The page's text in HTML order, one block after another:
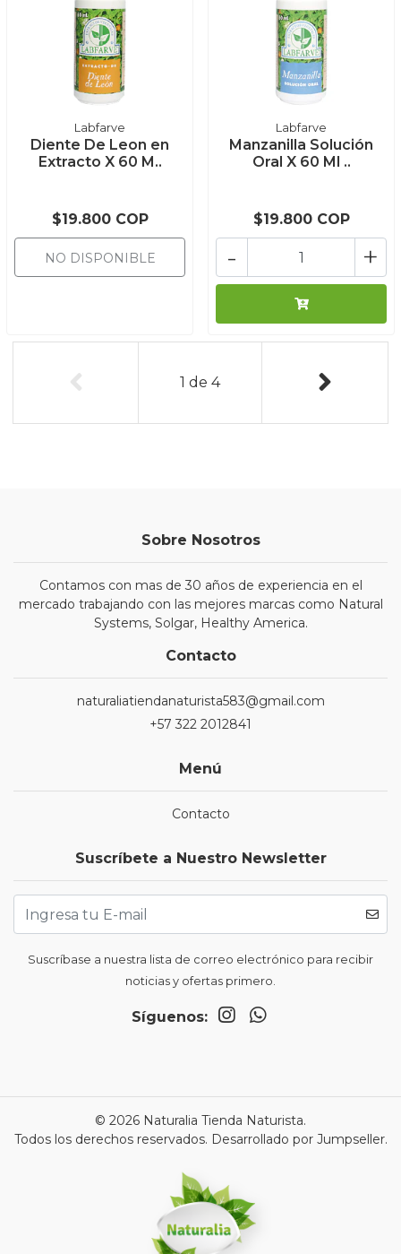
Labfarve
Diente De Leon en
Extracto X 60 M..
$19.800 COP
NO DISPONIBLE
Labfarve
Manzanilla Solución
Oral X 60 Ml ..
$19.800 COP
+
-
1 de 4
Sobre Nosotros
Contamos con mas de 30 años de experiencia en el
mercado trabajando con las mejores marcas como Natural
Systems, Solgar, Healthy America.
Contacto
naturaliatiendanaturista583@gmail.com
+57 322 2012841
Menú
Contacto
Suscríbete a Nuestro Newsletter
Suscríbase a nuestra lista de correo electrónico para recibir
noticias y ofertas primero.
Síguenos:
© 2026 Naturalia Tienda Naturista.
Todos los derechos reservados. Desarrollado por Jumpseller.